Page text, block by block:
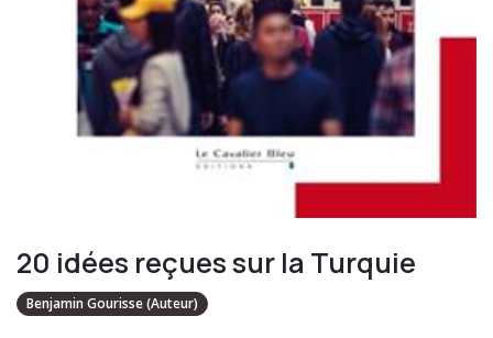
20 idées reçues sur la Turquie
Benjamin Gourisse (Auteur)